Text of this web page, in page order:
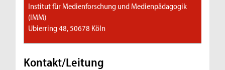
Institut für Medienforschung und Medienpädagogik
(IMM)
Ubierring 48, 50678 Köln
Kontakt/Leitung